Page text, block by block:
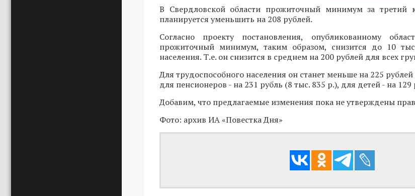
В Свердловской области прожиточный минимум за третий
планируется уменьшить на 208 рублей.
Согласно проекту постановления, опубликованному
прожиточный минимум, таким образом, снизится до 10
населения. Т.е. он снизится в среднем на 200 рублей для всех
Для трудоспособного населения он станет меньше на 225
для пенсионеров - на 231 рубль (8 тыс. 835 р.), для детей - на 129
Добавим, что предлагаемые изменения пока не утверждены
Фото: архив ИА «Повестка Дня»